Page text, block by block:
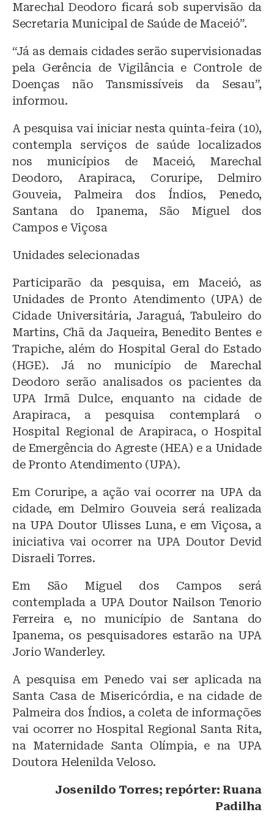
Marechal Deodoro ficará sob supervisão da
Secretaria Municipal de Saúde de Maceió”.
“Já as demais cidades serão supervisionadas
pela Gerência de Vigilância e Controle de
Doenças não Tansmissíveis da Sesau”,
informou.
A pesquisa vai iniciar nesta quinta-feira (10),
contempla serviços de saúde localizados
nos municípios de Maceió, Marechal
Deodoro, Arapiraca, Coruripe, Delmiro
Gouveia, Palmeira dos Índios, Penedo,
Santana do Ipanema, São Miguel dos
Campos e Viçosa
Unidades selecionadas
Participarão da pesquisa, em Maceió, as
Unidades de Pronto Atendimento (UPA) de
Cidade Universitária, Jaraguá, Tabuleiro do
Martins, Chã da Jaqueira, Benedito Bentes e
Trapiche, além do Hospital Geral do Estado
(HGE). Já no município de Marechal
Deodoro serão analisados os pacientes da
UPA Irmã Dulce, enquanto na cidade de
Arapiraca, a pesquisa contemplará o
Hospital Regional de Arapiraca, o Hospital
de Emergência do Agreste (HEA) e a Unidade
de Pronto Atendimento (UPA).
Em Coruripe, a ação vai ocorrer na UPA da
cidade, em Delmiro Gouveia será realizada
na UPA Doutor Ulisses Luna, e em Viçosa, a
iniciativa vai ocorrer na UPA Doutor Devid
Disraeli Torres.
Em São Miguel dos Campos será
contemplada a UPA Doutor Nailson Tenorio
Ferreira e, no município de Santana do
Ipanema, os pesquisadores estarão na UPA
Jorio Wanderley.
A pesquisa em Penedo vai ser aplicada na
Santa Casa de Misericórdia, e na cidade de
Palmeira dos Índios, a coleta de informações
vai ocorrer no Hospital Regional Santa Rita,
na Maternidade Santa Olímpia, e na UPA
Doutora Helenilda Veloso.
Josenildo Torres; repórter: Ruana
Padilha